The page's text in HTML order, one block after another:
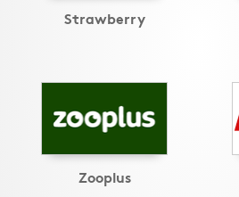
Strawberry
Zooplus